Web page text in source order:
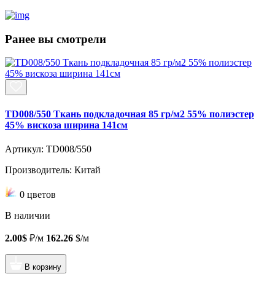
Ранее вы смотрели
TD008/550 Ткань подкладочная 85 гр/м2 55% полиэстер
45% вискоза ширина 141см
Артикул: TD008/550
Производитель: Китай
0 цветов
В наличии
2.00$ ₽/м 162.26 $/м
В корзину